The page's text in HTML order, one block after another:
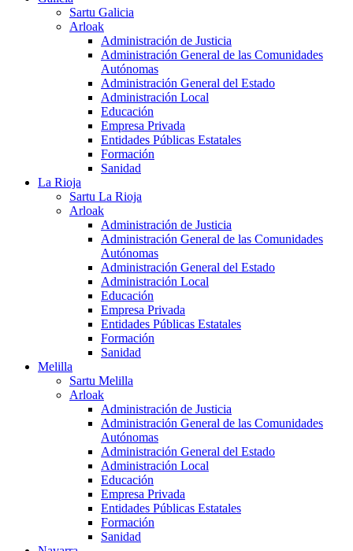
Sartu Galicia
Arloak
Administración de Justicia
Administración General de las Comunidades
Autónomas
Administración General del Estado
Administración Local
Educación
Empresa Privada
Entidades Públicas Estatales
Formación
Sanidad
La Rioja
Sartu La Rioja
Arloak
Administración de Justicia
Administración General de las Comunidades
Autónomas
Administración General del Estado
Administración Local
Educación
Empresa Privada
Entidades Públicas Estatales
Formación
Sanidad
Melilla
Sartu Melilla
Arloak
Administración de Justicia
Administración General de las Comunidades
Autónomas
Administración General del Estado
Administración Local
Educación
Empresa Privada
Entidades Públicas Estatales
Formación
Sanidad